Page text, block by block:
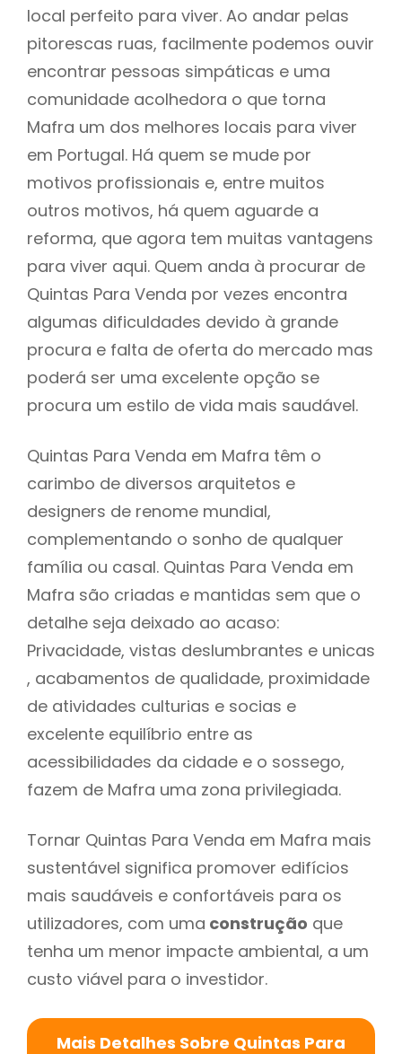
local perfeito para viver. Ao andar pelas
pitorescas ruas, facilmente podemos ouvir
encontrar pessoas simpáticas e uma
comunidade acolhedora o que torna
Mafra um dos melhores locais para viver
em Portugal. Há quem se mude por
motivos profissionais e, entre muitos
outros motivos, há quem aguarde a
reforma, que agora tem muitas vantagens
para viver aqui. Quem anda à procurar de
Quintas Para Venda por vezes encontra
algumas dificuldades devido à grande
procura e falta de oferta do mercado mas
poderá ser uma excelente opção se
procura um estilo de vida mais saudável.
Quintas Para Venda em Mafra têm o
carimbo de diversos arquitetos e
designers de renome mundial,
complementando o sonho de qualquer
família ou casal. Quintas Para Venda em
Mafra são criadas e mantidas sem que o
detalhe seja deixado ao acaso:
Privacidade, vistas deslumbrantes e unicas
, acabamentos de qualidade, proximidade
de atividades culturias e socias e
excelente equilíbrio entre as
acessibilidades da cidade e o sossego,
fazem de Mafra uma zona privilegiada.
Tornar Quintas Para Venda em Mafra mais
sustentável significa promover edifícios
mais saudáveis e confortáveis para os
utilizadores, com uma construção que
tenha um menor impacte ambiental, a um
custo viável para o investidor.
Mais Detalhes Sobre Quintas Para